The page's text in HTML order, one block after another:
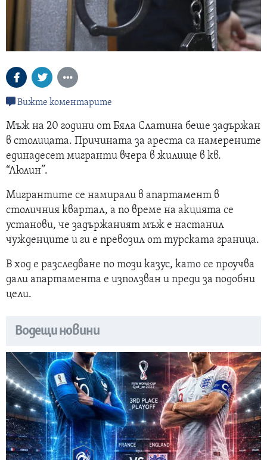
Вижте коментарите
Мъж на 20 години от Бяла Слатина беше задържан
в столицата. Причината за ареста са намерените
единадесет мигранти вчера в жилище в кв.
“Люлин”.
Мигрантите се намирали в апартамент в
столичния квартал, а по време на акцията се
установи, че задържаният мъж е настанил
чужденците и ги е превозил от турската граница.
В ход е разследване по този казус, като се проучва
дали апартамента е използван и преди за подобни
цели.
Водещи новини